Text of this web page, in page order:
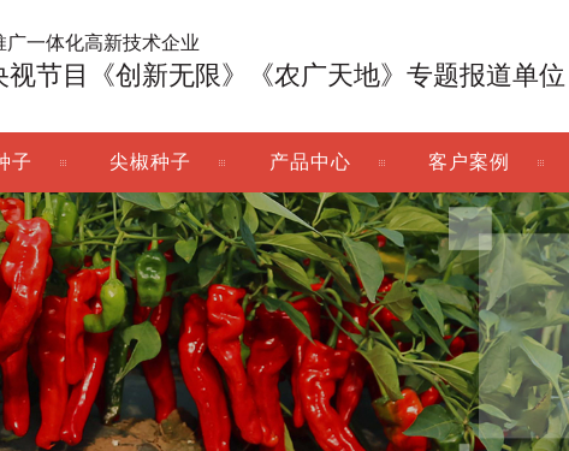
一体化高新技术企业
节目《创新无限》《农广天地》专题报道单位
子 尖椒种子 产品中心 客户案例